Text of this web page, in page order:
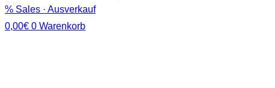
% Sales · Ausverkauf
0,00€ 0 Warenkorb